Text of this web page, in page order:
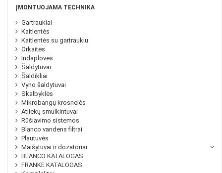
ĮMONTUOJAMA TECHNIKA
Gartraukiai
Kaitlentės
Kaitlentės su gartraukiu
Orkaitės
Indaplovės
Šaldytuvai
Šaldikliai
Vyno šaldytuvai
Skalbyklės
Mikrobangų krosnelės
Atliekų smulkintuvai
Rūšiavimo sistemos
Blanco vandens filtrai
Plautuvės
Maišytuvai ir dozatoriai
BLANCO KATALOGAS
FRANKE KATALOGAS